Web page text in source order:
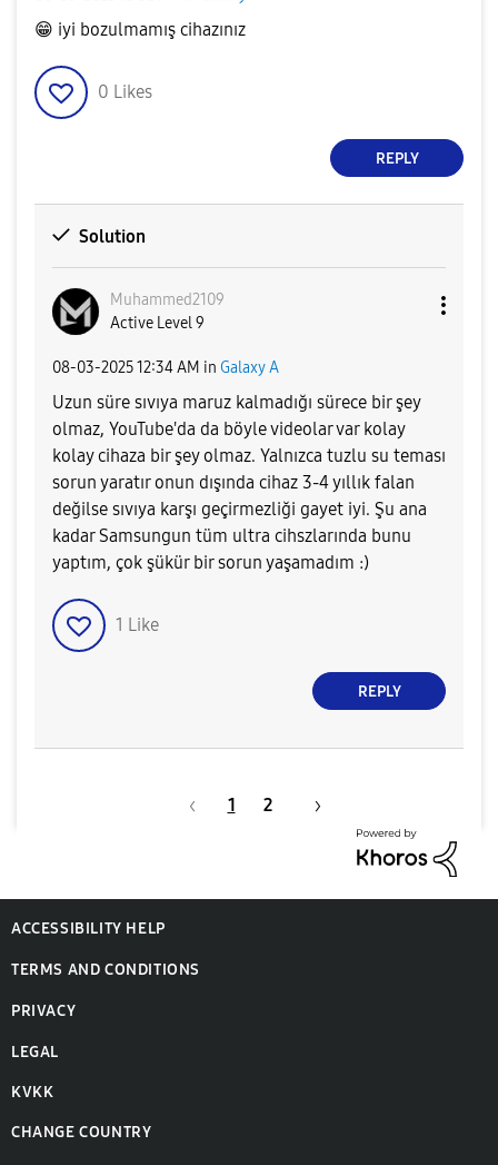
😁 iyi bozulmamış cihazınız
0 Likes
REPLY
Solution
Muhammed2109
Active Level 9
‎08-03-202512:34 AM in Galaxy A
Uzun süre sıvıya maruz kalmadığı sürece bir şey
olmaz, YouTube'da da böyle videolar var kolay
kolay cihaza bir şey olmaz. Yalnızca tuzlu su teması
sorun yaratır onun dışında cihaz 3-4 yıllık falan
değilse sıvıya karşı geçirmezliği gayet iyi. Şu ana
kadar Samsungun tüm ultra cihszlarında bunu
yaptım, çok şükür bir sorun yaşamadım :)
1 Like
REPLY
1 2
ACCESSIBILITY HELP
TERMS AND CONDITIONS
PRIVACY
LEGAL
KVKK
CHANGE COUNTRY